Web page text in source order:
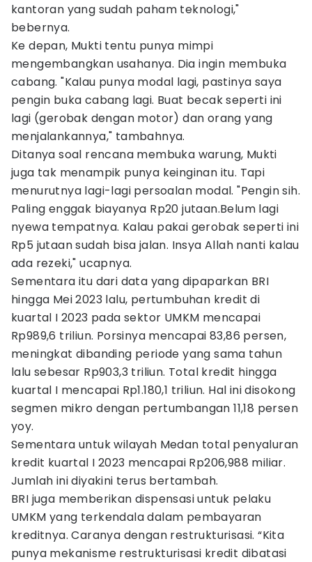
kantoran yang sudah paham teknologi,"
bebernya.
Ke depan, Mukti tentu punya mimpi
mengembangkan usahanya. Dia ingin membuka
cabang. "Kalau punya modal lagi, pastinya saya
pengin buka cabang lagi. Buat becak seperti ini
lagi (gerobak dengan motor) dan orang yang
menjalankannya," tambahnya.
Ditanya soal rencana membuka warung, Mukti
juga tak menampik punya keinginan itu. Tapi
menurutnya lagi-lagi persoalan modal. "Pengin sih.
Paling enggak biayanya Rp20 jutaan.Belum lagi
nyewa tempatnya. Kalau pakai gerobak seperti ini
Rp5 jutaan sudah bisa jalan. Insya Allah nanti kalau
ada rezeki," ucapnya.
Sementara itu dari data yang dipaparkan BRI
hingga Mei 2023 lalu, pertumbuhan kredit di
kuartal I 2023 pada sektor UMKM mencapai
Rp989,6 triliun. Porsinya mencapai 83,86 persen,
meningkat dibanding periode yang sama tahun
lalu sebesar Rp903,3 triliun. Total kredit hingga
kuartal I mencapai Rp1.180,1 triliun. Hal ini disokong
segmen mikro dengan pertumbangan 11,18 persen
yoy.
Sementara untuk wilayah Medan total penyaluran
kredit kuartal I 2023 mencapai Rp206,988 miliar.
Jumlah ini diyakini terus bertambah.
BRI juga memberikan dispensasi untuk pelaku
UMKM yang terkendala dalam pembayaran
kreditnya. Caranya dengan restrukturisasi. “Kita
punya mekanisme restrukturisasi kredit dibatasi